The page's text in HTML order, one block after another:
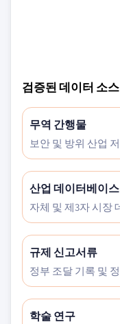
검증된 데이터 소스
무역 간행물
보안 및 방위 산업
산업 데이터베이스
자체 및 제3자 시장
규제 신고서류
정부 조달 기록 및
학술 연구